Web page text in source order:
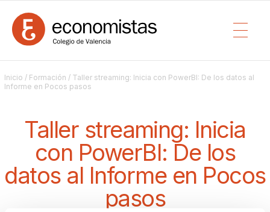
Inicio / Formación / Taller streaming: Inicia con PowerBI: De los datos al
Informe en Pocos pasos
Taller streaming: Inicia
con PowerBI: De los
datos al Informe en Pocos
pasos